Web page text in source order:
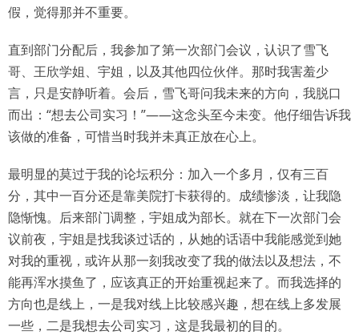
假，觉得那并不重要。
直到部门分配后，我参加了第一次部门会议，认识了雪飞
哥、王欣学姐、宇姐，以及其他四位伙伴。那时我害羞少
言，只是安静听着。会后，雪飞哥问我未来的方向，我脱口
而出：“想去公司实习！”——这念头至今未变。他仔细告诉我
该做的准备，可惜当时我并未真正放在心上。
最明显的莫过于我的论坛积分：加入一个多月，仅有三百
分，其中一百分还是靠美院打卡获得的。成绩惨淡，让我隐
隐惭愧。后来部门调整，宇姐成为部长。就在下一次部门会
议前夜，宇姐是找我谈过话的，从她的话语中我能感觉到她
对我的重视，或许从那一刻我改变了我的做法以及想法，不
能再浑水摸鱼了，应该真正的开始重视起来了。而我选择的
方向也是线上，一是我对线上比较感兴趣，想在线上多发展
一些，二是我想去公司实习，这是我最初的目的。